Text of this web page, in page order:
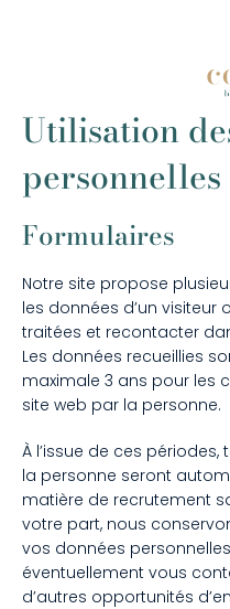
Utilisation
Formulaires
Notre site propose
les données d’un visiteur
traitées et recontacter
Les données recueillies
maximale 3 ans pour les
site web par la personne.
À l’issue de ces
la personne seront
matière de recrutement
votre part, nous
vos données
éventuellement vous
d’autres opportunités